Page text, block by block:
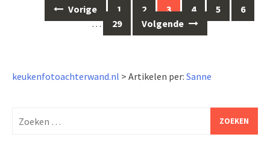
Berichten
navigatie
Vorige 1 2 3 4 5
6
…
29 Volgende
keukenfotoachterwand.nl > Artikelen per: Sanne
naar: